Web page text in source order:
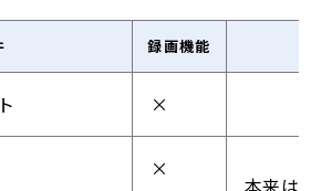
録画機能
×
×
本来は利